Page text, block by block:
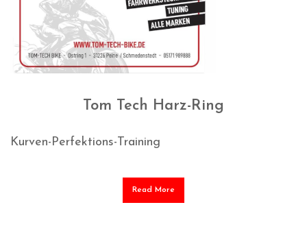
Tom Tech Harz-Ring
Kurven-Perfektions-Training
Read More